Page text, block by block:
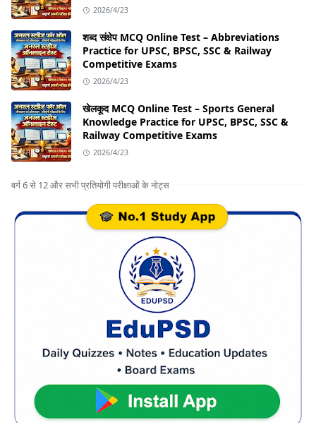
2026/4/23
शब्द संक्षेप MCQ Online Test – Abbreviations
Practice for UPSC, BPSC, SSC & Railway
Competitive Exams
2026/4/23
खेलकूद MCQ Online Test – Sports General
Knowledge Practice for UPSC, BPSC, SSC &
Railway Competitive Exams
2026/4/23
वर्ग 6 से 12 और सभी प्रतियोगी परीक्षाओं के नोट्स